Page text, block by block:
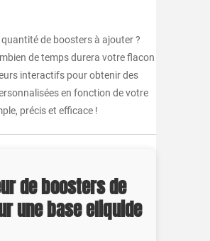
de boosters à ajouter ?
de temps durera votre flacon
interactifs pour obtenir des
en fonction de votre
précis et efficace !
de boosters de
une base eliquide